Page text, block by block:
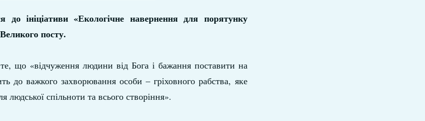
ініціативи «Екологічне навернення для порятунку
посту.
що «відчуження людини від Бога і бажання поставити на
до важкого захворювання особи – гріховного рабства, яке
людської спільноти та всього створіння».